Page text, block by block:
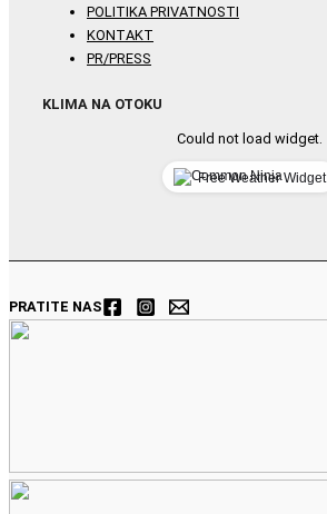
POLITIKA PRIVATNOSTI
KONTAKT
PR/PRESS
KLIMA NA OTOKU
Could not load widget.
Free Weather Widget
PRATITE NAS